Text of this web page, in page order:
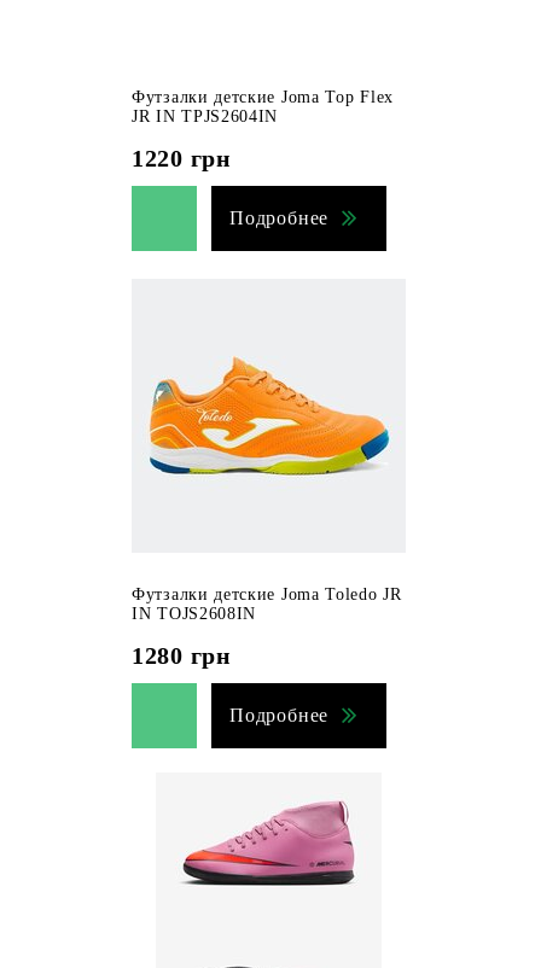
Футзалки детские Joma Top Flex
JR IN TPJS2604IN
1220 грн
Подробнее
Футзалки детские Joma Toledo JR
IN TOJS2608IN
1280 грн
Подробнее